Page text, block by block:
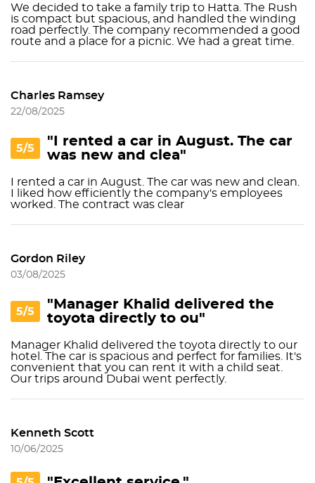
We decided to take a family trip to Hatta. The Rush
is compact but spacious, and handled the winding
road perfectly. The company recommended a good
route and a place for a picnic. We had a great time.
Charles Ramsey
22/08/2025
5/5
"I rented a car in August. The car
was new and clea"
I rented a car in August. The car was new and clean.
I liked how efficiently the company's employees
worked. The contract was clear
Gordon Riley
03/08/2025
5/5
"Manager Khalid delivered the
toyota directly to ou"
Manager Khalid delivered the toyota directly to our
hotel. The car is spacious and perfect for families. It's
convenient that you can rent it with a child seat.
Our trips around Dubai went perfectly.
Kenneth Scott
10/06/2025